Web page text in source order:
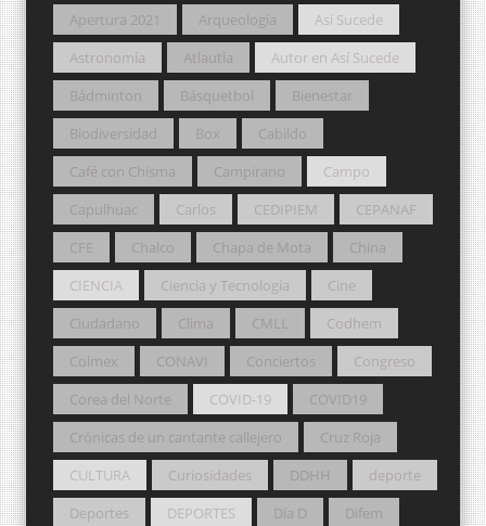
Apertura 2021
Arqueología
Así Sucede
Astronomía
Atlautla
Autor en Así Sucede
Bádminton
Básquetbol
Bienestar
Biodiversidad
Box
Cabildo
Café con Chisma
Campirano
Campo
Capulhuac
Carlos CEDIPIEM
CEPANAF
CFE
Chalco Chapa de Mota
China
CIENCIA
Ciencia y Tecnología
Cine
Ciudadano
Clima CMLL
Codhem
Colmex
CONAVI Conciertos
Congreso
Corea del Norte
COVID-19
COVID19
Crónicas de un cantante callejero
Cruz Roja
CULTURA
Curiosidades DDHH
deporte
Deportes
DEPORTES Día D
Difem